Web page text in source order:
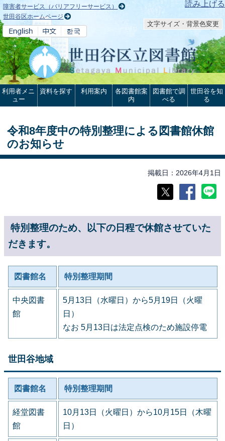
本文へ 読み上げる
障害者サービス（バリアフリーサービス）
世田谷区ホームページ
文字サイズ・背景色変更
利用者メニ
ュー
資料を探す 利用案内
各図書館案
内
図書館で調
べる
世田谷を知
る
令和8年度中の特別整理による図書館休館
のお知らせ
掲載日 2026年4月1日
特別整理のため、以下の日程で休館させていた
だきます。
図書館名 特別整理期間
中央図書
館
5月13日（水曜日）から5月19日（火曜
日）
なお 5月13日は法定点検のため施設停電
世田谷地域
図書館名 特別整理期間
経堂図書
館
10月13日（火曜日）から10月15日（木曜
日）